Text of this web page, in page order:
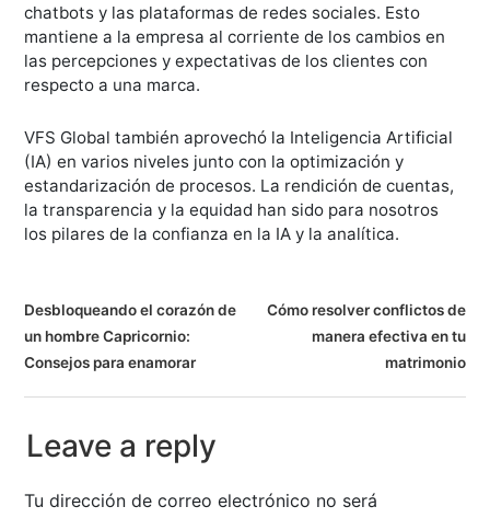
chatbots y las plataformas de redes sociales. Esto
mantiene a la empresa al corriente de los cambios en
las percepciones y expectativas de los clientes con
respecto a una marca.
VFS Global también aprovechó la Inteligencia Artificial
(IA) en varios niveles junto con la optimización y
estandarización de procesos. La rendición de cuentas,
la transparencia y la equidad han sido para nosotros
los pilares de la confianza en la IA y la analítica.
N
a
v
e
Desbloqueando el corazón de
un hombre Capricornio:
Consejos para enamorar
Cómo resolver conflictos de
manera efectiva en tu
matrimonio
Leave a reply
Tu dirección de correo electrónico no será